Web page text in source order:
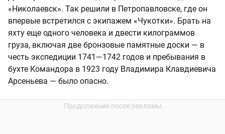
«Николаевск». Так решили в Петропавловске, где он
впервые встретился с экипажем «Чукотки». Брать на
яхту еще одного человека и двести килограммов
груза, включая две бронзовые памятные доски — в
честь экспедиции 1741—1742 годов и пребывания в
бухте Командора в 1923 году Владимира Клавдиевича
Арсеньева — было опасно.